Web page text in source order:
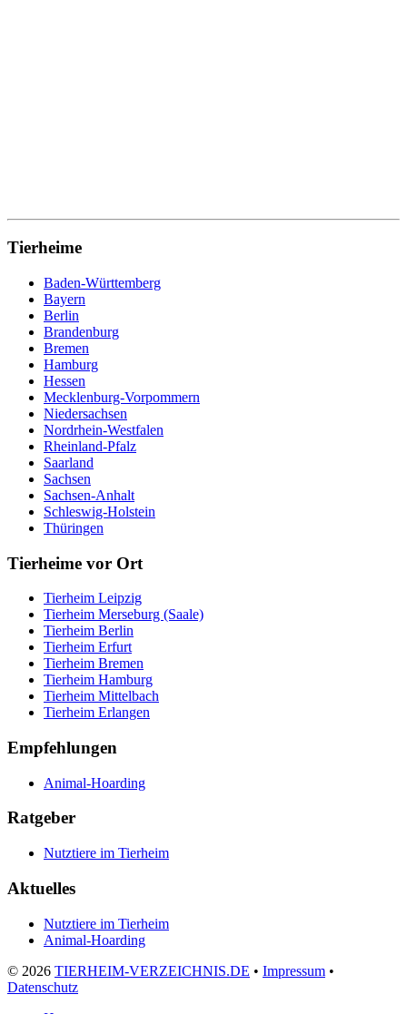
Tierheime
Baden-Württemberg
Bayern
Berlin
Brandenburg
Bremen
Hamburg
Hessen
Mecklenburg-Vorpommern
Niedersachsen
Nordrhein-Westfalen
Rheinland-Pfalz
Saarland
Sachsen
Sachsen-Anhalt
Schleswig-Holstein
Thüringen
Tierheime vor Ort
Tierheim Leipzig
Tierheim Merseburg (Saale)
Tierheim Berlin
Tierheim Erfurt
Tierheim Bremen
Tierheim Hamburg
Tierheim Mittelbach
Tierheim Erlangen
Empfehlungen
Animal-Hoarding
Ratgeber
Nutztiere im Tierheim
Aktuelles
Nutztiere im Tierheim
Animal-Hoarding
© 2026 TIERHEIM-VERZEICHNIS.DE • Impressum •
Datenschutz